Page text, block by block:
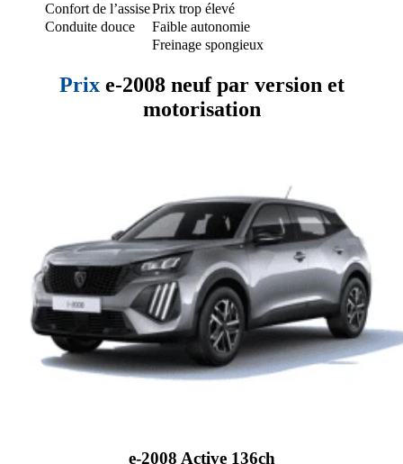
Confort de l’assisePrix trop élevé
Conduite douce
Faible autonomie
Freinage spongieux
Prixe-2008 neuf par version et
motorisation
e-2008 Active 136ch